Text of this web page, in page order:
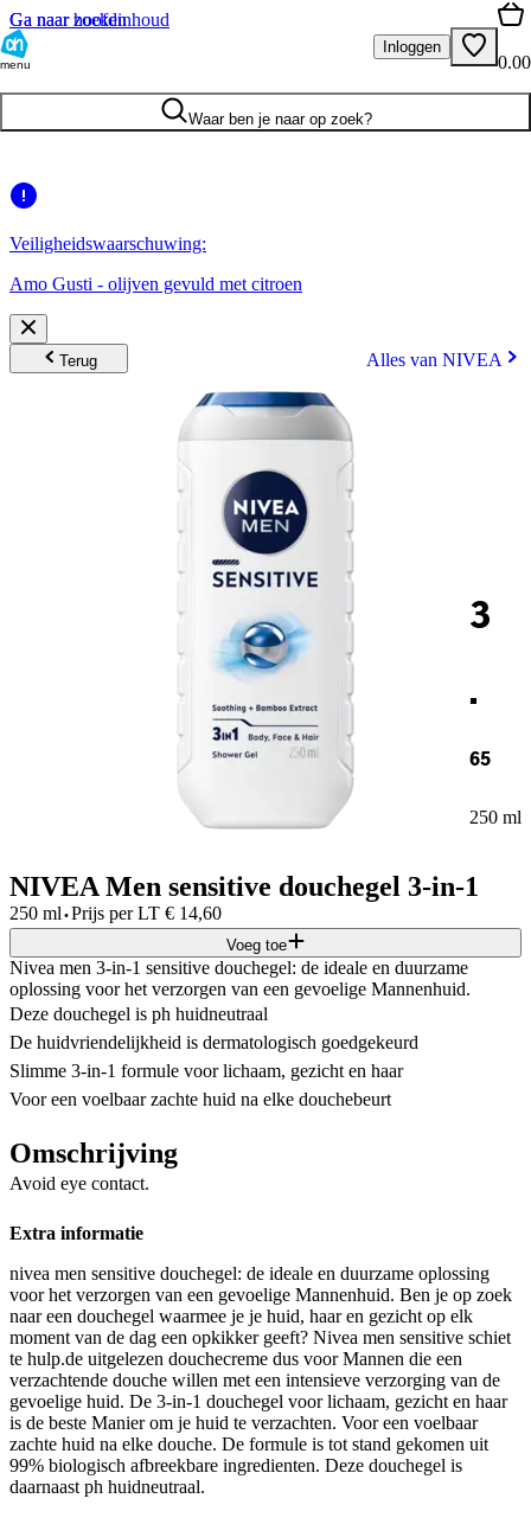
Ga naar hoofdinhoud
Ga naar zoeken
menu
Inloggen
0.00
Waar ben je naar op zoek?
Veiligheidswaarschuwing:
Amo Gusti - olijven gevuld met citroen
Terug Alles van NIVEA
3
.
65
250 ml
NIVEA Men sensitive douchegel 3-in-1
250 ml·Prijs per LT € 14,60
Voeg toe
Nivea men 3-in-1 sensitive douchegel: de ideale en duurzame
oplossing voor het verzorgen van een gevoelige Mannenhuid.
Deze douchegel is ph huidneutraal
De huidvriendelijkheid is dermatologisch goedgekeurd
Slimme 3-in-1 formule voor lichaam, gezicht en haar
Voor een voelbaar zachte huid na elke douchebeurt
Omschrijving
Avoid eye contact.
Extra informatie
nivea men sensitive douchegel: de ideale en duurzame oplossing
voor het verzorgen van een gevoelige Mannenhuid. Ben je op zoek
naar een douchegel waarmee je je huid, haar en gezicht op elk
moment van de dag een opkikker geeft? Nivea men sensitive schiet
te hulp.de uitgelezen douchecreme dus voor Mannen die een
verzachtende douche willen met een intensieve verzorging van de
gevoelige huid. De 3-in-1 douchegel voor lichaam, gezicht en haar
is de beste Manier om je huid te verzachten. Voor een voelbaar
zachte huid na elke douche. De formule is tot stand gekomen uit
99% biologisch afbreekbare ingredienten. Deze douchegel is
daarnaast ph huidneutraal.